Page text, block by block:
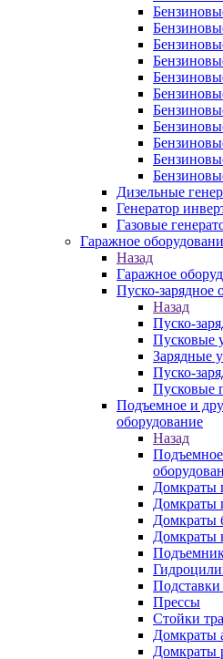
Дизельные
Генератор
Газовые
Гаражное
Назад
Гаражное
Пуско-зарядное
Назад
Пуско-
Пусковые
Зарядные
Пуско-
Пусковые
Подъемное и
оборудование
Назад
Подъемное
Домкраты
Домкраты
Домкраты
Домкраты
Прессы
Стойки
Домкраты
Домкраты